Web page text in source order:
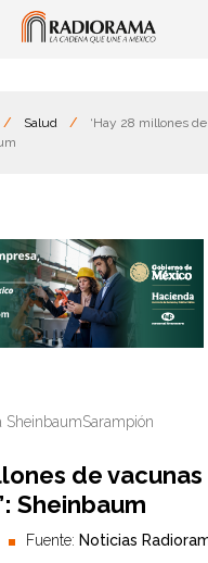
/ Salud /
‘Hay 28 millones
SheinbaumSarampión
de
Sheinbaum
Fuente: Noticias